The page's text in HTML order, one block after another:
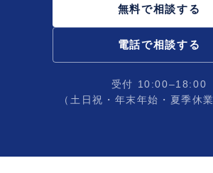
無料で相談する
電話で相談する
受付 10:00–18:00
（土日祝・年末年始・夏季休